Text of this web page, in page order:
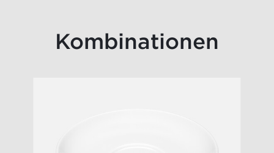
Kombinationen